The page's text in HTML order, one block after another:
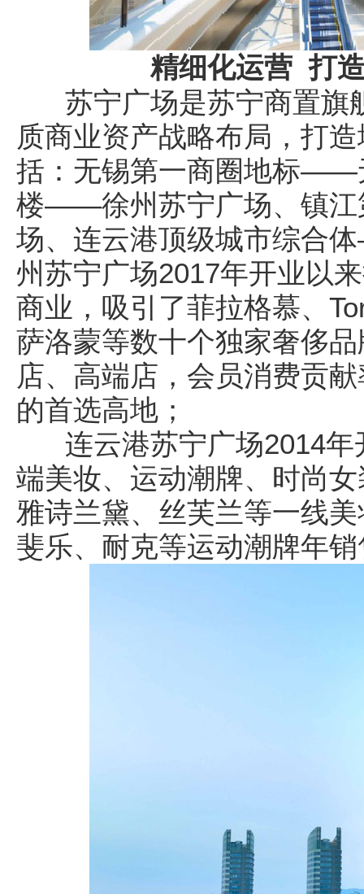
精细化运营 打
苏宁广场是苏宁商置旗
质商业资产战略布局，打
括：无锡第一商圈地标——
楼——徐州苏宁广场、镇
场、连云港顶级城市综合
州苏宁广场2017年开业以
商业，吸引了菲拉格慕、
萨洛蒙等数十个独家奢侈
店、高端店，会员消费贡
的首选高地；
连云港苏宁广场2014年
端美妆、运动潮牌、时尚
雅诗兰黛、丝芙兰等一线
斐乐、耐克等运动潮牌年